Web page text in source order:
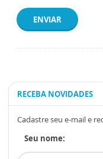
ENVIAR
RECEBA NOVIDADES
Cadastre seu e-mail e
Seu nome: